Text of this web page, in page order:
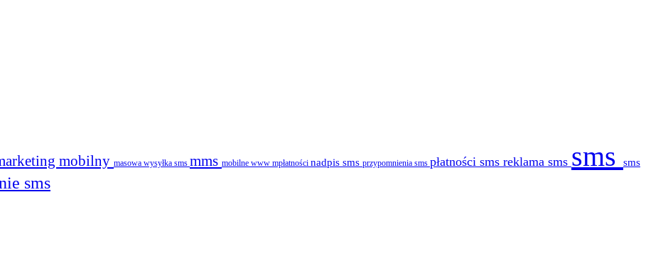
mobilny masowa wysyłka sms mms mobilne www mpłatności nadpis sms przypomnienia sms płatności sms reklama sms sms
sms
sms